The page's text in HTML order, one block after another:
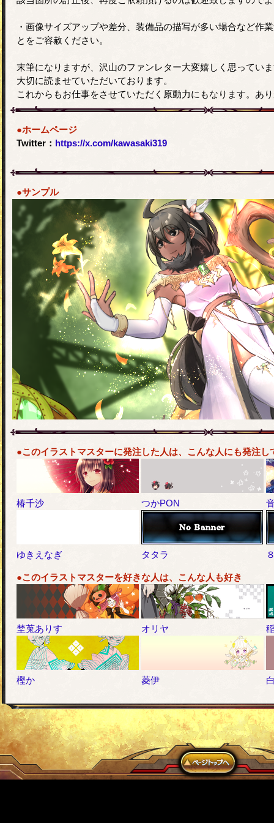
・画像サイズアップや差分、装備品の描写が多い場合など作
とをご容赦ください。
末筆になりますが、沢山のファンレター大変嬉しく思ってい
大切に読ませていただいております。
これからもお仕事をさせていただく原動力にもなります。あ
●ホームページ
Twitter： https://x.com/kawasaki319
●サンプル
●このイラストマスターに発注した人は、こんな人にも発注し
椿千沙 つかPON
ゆきえなぎ タタラ
●このイラストマスターを好きな人は、こんな人も好き
埜莵ありす オリヤ
樫か 菱伊